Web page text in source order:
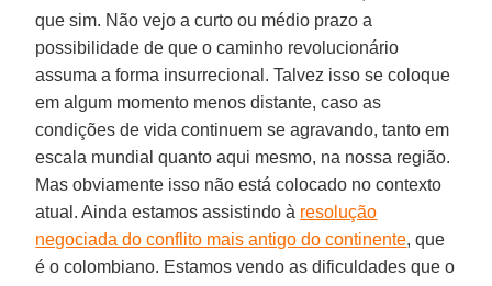
que sim. Não vejo a curto ou médio prazo a
possibilidade de que o caminho revolucionário
assuma a forma insurrecional. Talvez isso se coloque
em algum momento menos distante, caso as
condições de vida continuem se agravando, tanto em
escala mundial quanto aqui mesmo, na nossa região.
Mas obviamente isso não está colocado no contexto
atual. Ainda estamos assistindo à resolução
negociada do conflito mais antigo do continente, que
é o colombiano. Estamos vendo as dificuldades que o